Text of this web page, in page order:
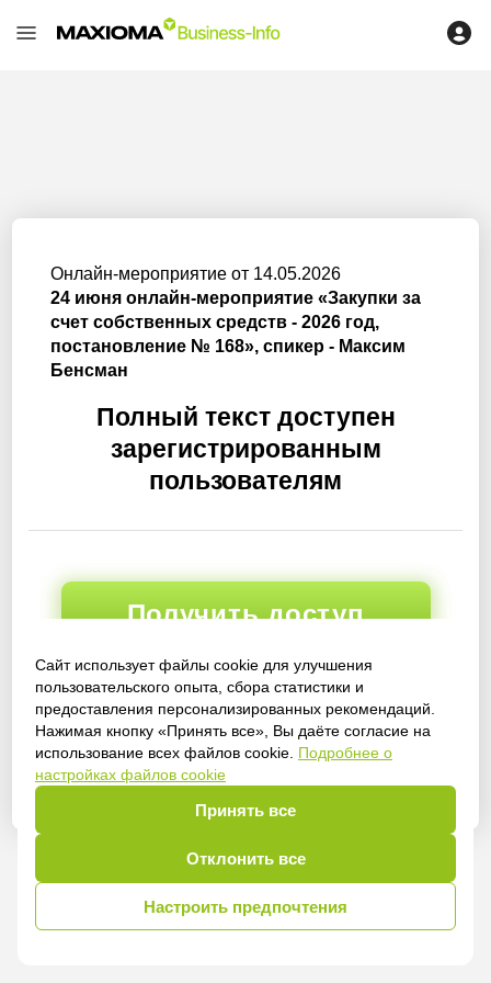
Сайт использует файлы cookie для улучшения
пользовательского опыта, сбора статистики и
предоставления персонализированных рекомендаций.
Нажимая кнопку «Принять все», Вы даёте согласие на
использование всех файлов cookie. Подробнее о
настройках файлов cookie
Принять все
Отклонить все
Настроить предпочтения
Онлайн-мероприятие от 14.05.2026
24 июня онлайн-мероприятие «Закупки за
счет собственных средств - 2026 год,
постановление № 168», спикер - Максим
Бенсман
Полный текст доступен
зарегистрированным
пользователям
Получить доступ
Войти